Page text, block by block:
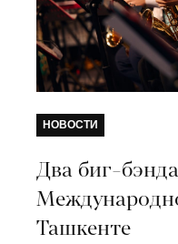
НОВОСТИ
Два биг-
Ташкенте